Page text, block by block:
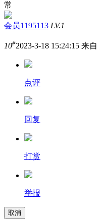
常
会员1195113 LV.1
10#2023-3-18 15:24:15 来自
点评
回复
打赏
举报
取消